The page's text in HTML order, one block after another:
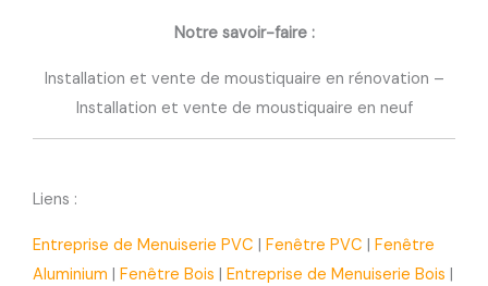
Notre savoir-faire :
Installation et vente de moustiquaire en rénovation –
Installation et vente de moustiquaire en neuf
Liens :
Entreprise de Menuiserie PVC | Fenêtre PVC | Fenêtre
Aluminium | Fenêtre Bois | Entreprise de Menuiserie Bois |